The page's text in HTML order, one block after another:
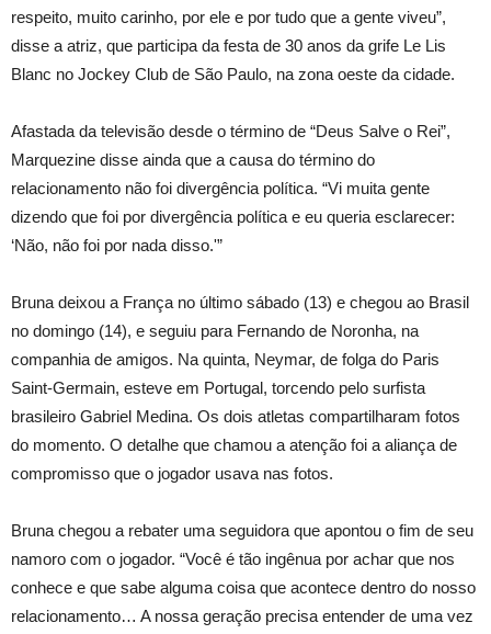
respeito, muito carinho, por ele e por tudo que a gente viveu”,
disse a atriz, que participa da festa de 30 anos da grife Le Lis
Blanc no Jockey Club de São Paulo, na zona oeste da cidade.
Afastada da televisão desde o término de “Deus Salve o Rei”,
Marquezine disse ainda que a causa do término do
relacionamento não foi divergência política. “Vi muita gente
dizendo que foi por divergência política e eu queria esclarecer:
‘Não, não foi por nada disso.'”
Bruna deixou a França no último sábado (13) e chegou ao Brasil
no domingo (14), e seguiu para Fernando de Noronha, na
companhia de amigos. Na quinta, Neymar, de folga do Paris
Saint-Germain, esteve em Portugal, torcendo pelo surfista
brasileiro Gabriel Medina. Os dois atletas compartilharam fotos
do momento. O detalhe que chamou a atenção foi a aliança de
compromisso que o jogador usava nas fotos.
Bruna chegou a rebater uma seguidora que apontou o fim de seu
namoro com o jogador. “Você é tão ingênua por achar que nos
conhece e que sabe alguma coisa que acontece dentro do nosso
relacionamento… A nossa geração precisa entender de uma vez